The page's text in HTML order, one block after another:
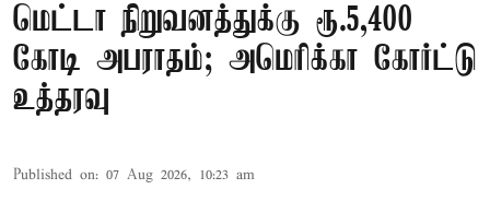
மெட்டா நிறுவனத்துக்கு ரூ.5,400
கோடி அபராதம்; அமெரிக்கா கோர்ட்டு
உத்தரவு
Published on: 07 Aug 2026, 10:23 am